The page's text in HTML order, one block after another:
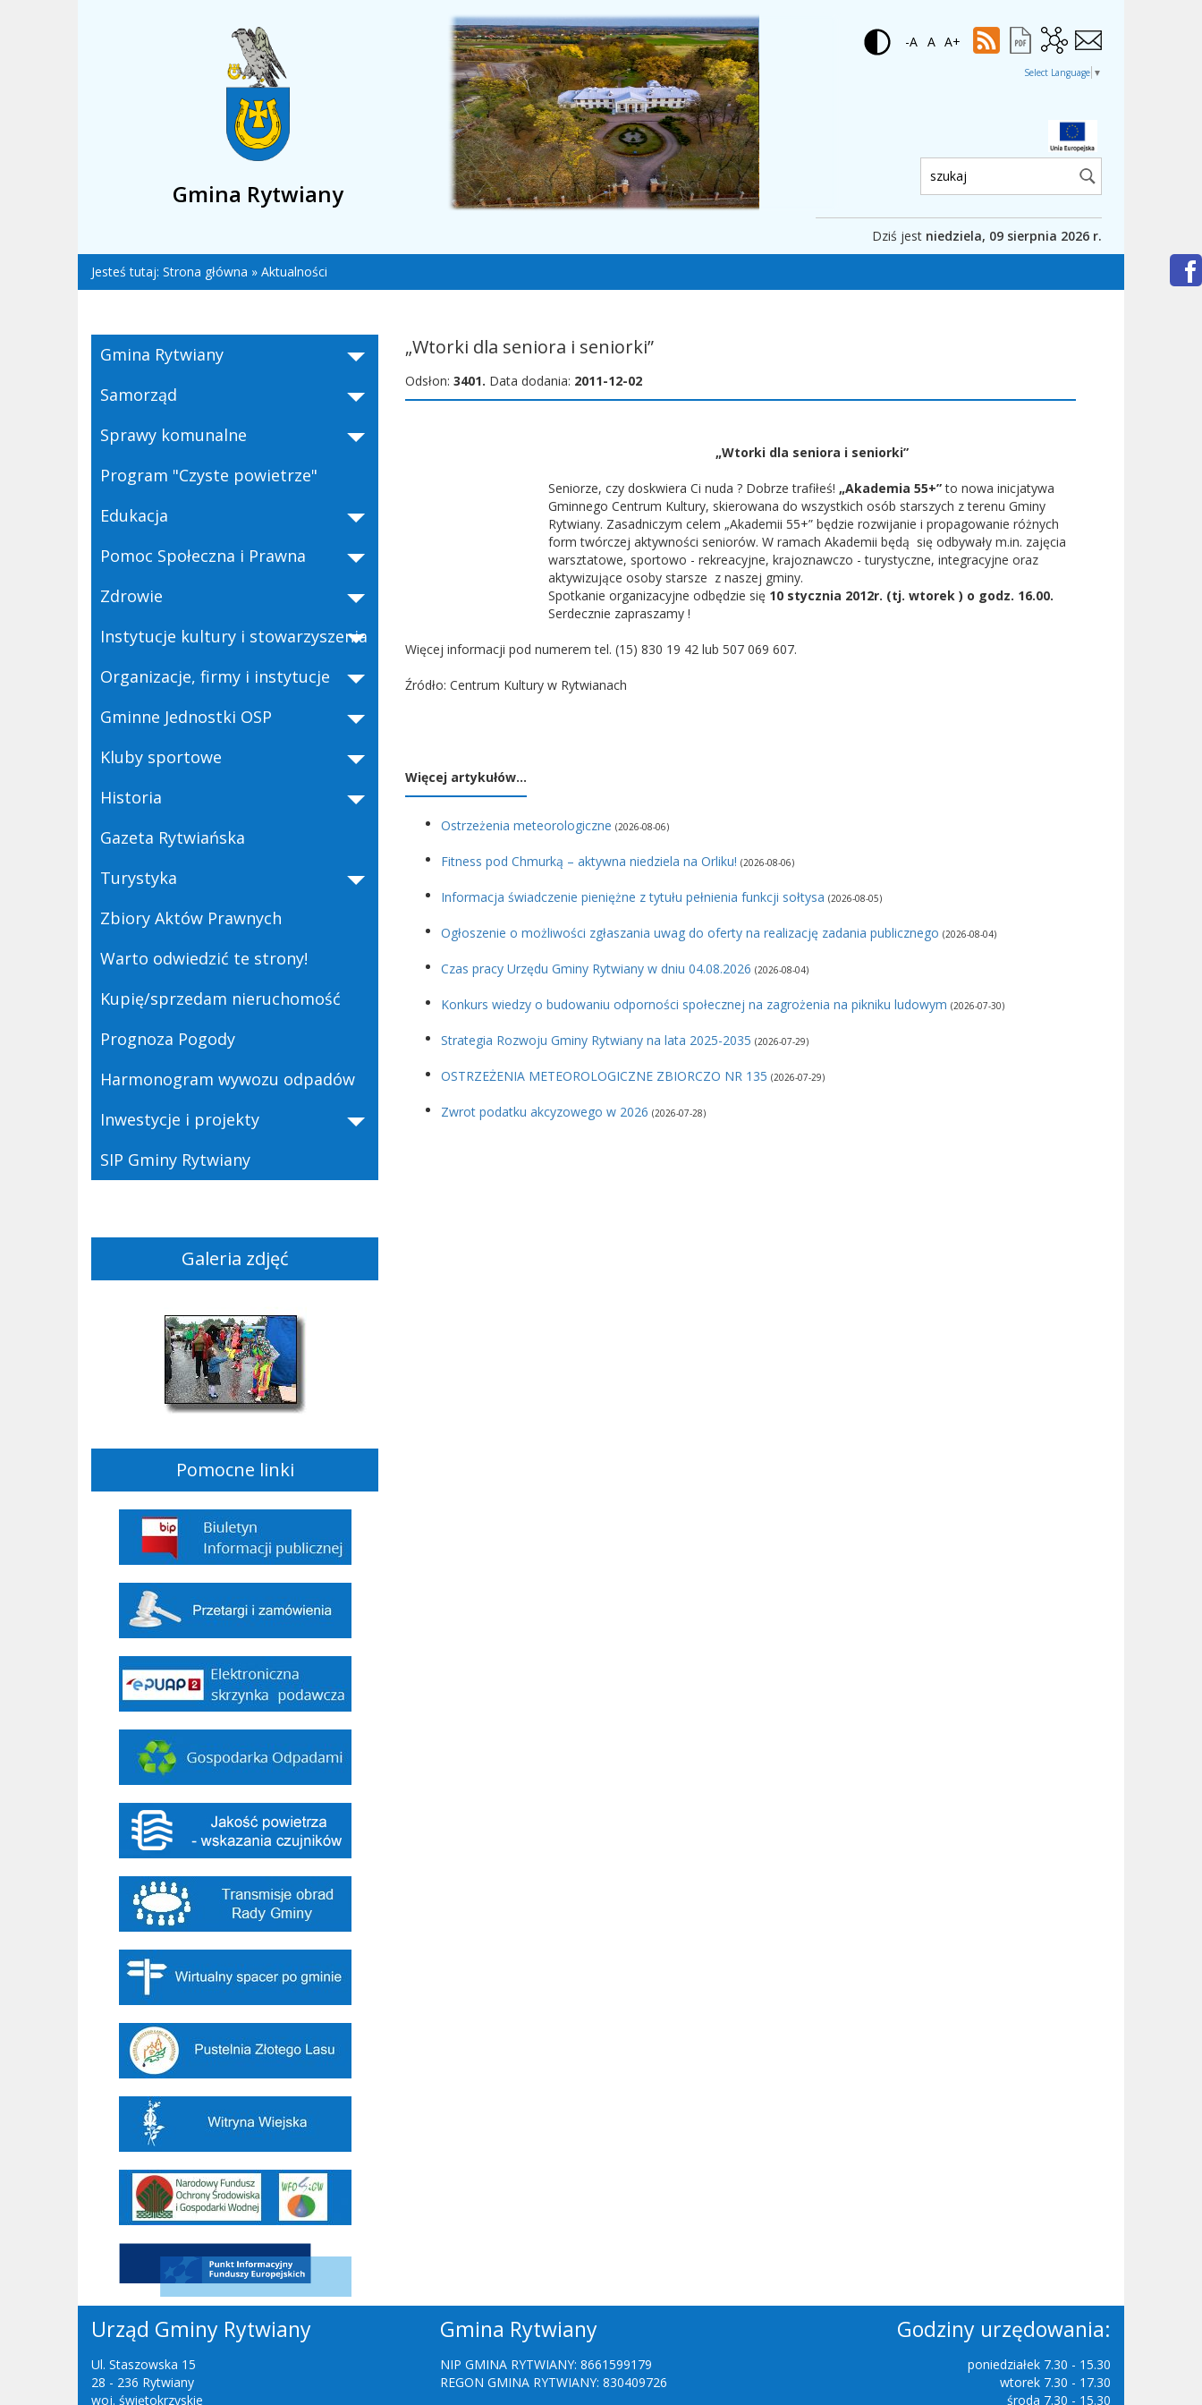
Gmina Rytwiany
-A A A+
Select Language ▼
Dziś jest niedziela, 09 sierpnia 2026 r.
Jesteś tutaj: Strona główna » Aktualności
Gmina Rytwiany
Samorząd
Sprawy komunalne
Program "Czyste powietrze"
Edukacja
Pomoc Społeczna i Prawna
Zdrowie
Instytucje kultury i stowarzyszenia
Organizacje, firmy i instytucje
Gminne Jednostki OSP
Kluby sportowe
Historia
Gazeta Rytwiańska
Turystyka
Zbiory Aktów Prawnych
Warto odwiedzić te strony!
Kupię/sprzedam nieruchomość
Prognoza Pogody
Harmonogram wywozu odpadów
Inwestycje i projekty
SIP Gminy Rytwiany
Galeria zdjęć
Pomocne linki
„Wtorki dla seniora i seniorki”
Odsłon: 3401. Data dodania: 2011-12-02
„Wtorki dla seniora i seniorki”
Seniorze, czy doskwiera Ci nuda ? Dobrze trafiłeś! „Akademia 55+”to nowa inicjatywa
Gminnego Centrum Kultury, skierowana do wszystkich osób starszych z terenu Gminy
Rytwiany. Zasadniczym celem „Akademii 55+” będzie rozwijanie i propagowanie różnych
form twórczej aktywności seniorów. W ramach Akademii będą się odbywały m.in. zajęcia
warsztatowe, sportowo - rekreacyjne, krajoznawczo - turystyczne, integracyjne oraz
aktywizujące osoby starsze z naszej gminy.
Spotkanie organizacyjne odbędzie się 10 stycznia 2012r. (tj. wtorek ) o godz. 16.00.
Serdecznie zapraszamy !
Więcej informacji pod numerem tel. (15) 830 19 42 lub 507 069 607.
Źródło: Centrum Kultury w Rytwianach
Więcej artykułów…
Ostrzeżenia meteorologiczne (2026-08-06)
Fitness pod Chmurką – aktywna niedziela na Orliku! (2026-08-06)
Informacja świadczenie pieniężne z tytułu pełnienia funkcji sołtysa (2026-08-05)
Ogłoszenie o możliwości zgłaszania uwag do oferty na realizację zadania publicznego (2026-08-04)
Czas pracy Urzędu Gminy Rytwiany w dniu 04.08.2026 (2026-08-04)
Konkurs wiedzy o budowaniu odporności społecznej na zagrożenia na pikniku ludowym (2026-07-30)
Strategia Rozwoju Gminy Rytwiany na lata 2025-2035 (2026-07-29)
OSTRZEŻENIA METEOROLOGICZNE ZBIORCZO NR 135 (2026-07-29)
Zwrot podatku akcyzowego w 2026 (2026-07-28)
Urząd Gminy Rytwiany
Ul. Staszowska 15
28 - 236 Rytwiany
woj. świętokrzyskie
Gmina Rytwiany
NIP GMINA RYTWIANY: 8661599179
REGON GMINA RYTWIANY: 830409726
Godziny urzędowania:
poniedziałek 7.30 - 15.30
wtorek 7.30 - 17.30
środa 7.30 - 15.30